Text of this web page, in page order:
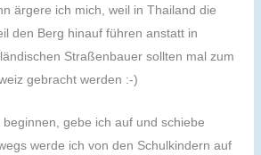
ärgere ich mich, weil in Thailand die
den Berg hinauf führen anstatt in
Straßenbauer sollten mal zum
gebracht werden :-)
gebe ich auf und schiebe
werde ich von den Schulkindern auf